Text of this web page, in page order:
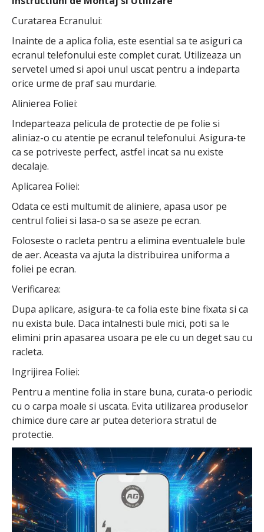
Curatarea Ecranului:
Inainte de a aplica folia, este esential sa te asiguri ca
ecranul telefonului este complet curat. Utilizeaza un
servetel umed si apoi unul uscat pentru a indeparta
orice urme de praf sau murdarie.
Alinierea Foliei:
Indeparteaza pelicula de protectie de pe folie si
aliniaz-o cu atentie pe ecranul telefonului. Asigura-te
ca se potriveste perfect, astfel incat sa nu existe
decalaje.
Aplicarea Foliei:
Odata ce esti multumit de aliniere, apasa usor pe
centrul foliei si lasa-o sa se aseze pe ecran.
Foloseste o racleta pentru a elimina eventualele bule
de aer. Aceasta va ajuta la distribuirea uniforma a
foliei pe ecran.
Verificarea:
Dupa aplicare, asigura-te ca folia este bine fixata si ca
nu exista bule. Daca intalnesti bule mici, poti sa le
elimini prin apasarea usoara pe ele cu un deget sau cu
racleta.
Ingrijirea Foliei:
Pentru a mentine folia in stare buna, curata-o periodic
cu o carpa moale si uscata. Evita utilizarea produselor
chimice dure care ar putea deteriora stratul de
protectie.